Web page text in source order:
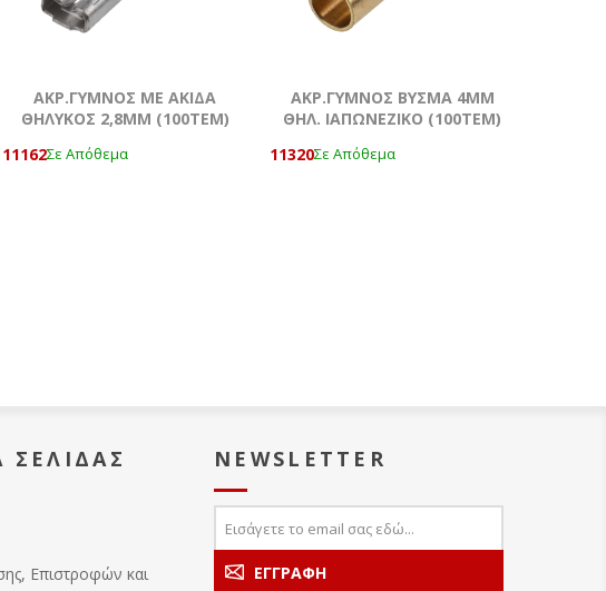
ΑΚΡ.ΓΥΜΝΟΣ ΜΕ ΑΚΙΔΑ
ΘΗΛΥΚΟΣ 2,8ΜΜ (100ΤΕΜ)
11162Σε Απόθεμα
ΑΚΡ.ΓΥΜΝΟΣ ΒΥΣΜΑ 4MM
ΘΗΛ. ΙΑΠΩΝΕΖΙΚΟ (100ΤΕΜ)
11320Σε Απόθεμα
ΣΕΛΊΔΑΣ
Eπιστροφών και
NEWSLETTER